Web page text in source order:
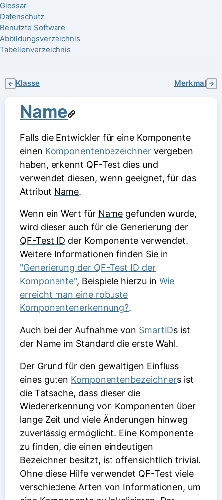
Glossar
Datenschutz
Benutzte Software
Abbildungsverzeichnis
Tabellenverzeichnis
← Klasse Merkmal →
Name
Falls die Entwickler für eine Komponente
einen Komponentenbezeichner vergeben
haben, erkennt QF-Test dies und
verwendet diesen, wenn geeignet, für das
Attribut Name.
Wenn ein Wert für Name gefunden wurde,
wird dieser auch für die Generierung der
QF-Test ID der Komponente verwendet.
Weitere Informationen finden Sie in
"Generierung der QF-Test ID der
Komponente", Beispiele hierzu in Wie
erreicht man eine robuste
Komponentenerkennung?.
Auch bei der Aufnahme von SmartIDs ist
der Name im Standard die erste Wahl.
Der Grund für den gewaltigen Einfluss
eines guten Komponentenbezeichners ist
die Tatsache, dass dieser die
Wiedererkennung von Komponenten über
lange Zeit und viele Änderungen hinweg
zuverlässig ermöglicht. Eine Komponente
zu finden, die einen eindeutigen
Bezeichner besitzt, ist offensichtlich trivial.
Ohne diese Hilfe verwendet QF-Test viele
verschiedene Arten von Informationen, um